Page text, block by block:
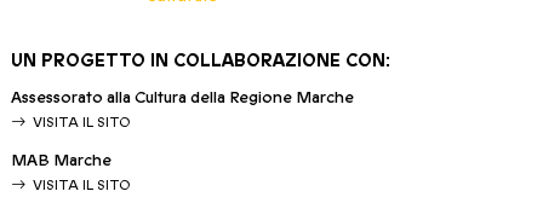
UN PROGETTO IN COLLABORAZIONE CON:
Assessorato alla Cultura della Regione Marche
VISITA IL SITO
MAB Marche
VISITA IL SITO